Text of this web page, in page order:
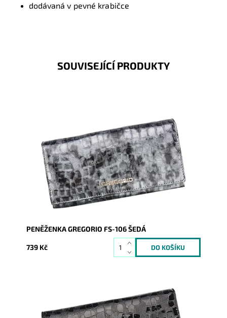
dodávaná v pevné krabičce
SOUVISEJÍCÍ PRODUKTY
Velmi krásná peněženka, jejíž povrch imituje krokodýlí
kůži. Novinka, která svým vzhledem zaujme na první
pohled...
Dostupnost:
Skladem
1501
Značka:
Gregorio
Záruka:
2 roky
PENĚŽENKA GREGORIO FS-106 ŠEDÁ
739 Kč
Velmi krásná peněženka, jejíž povrch imituje krokodýlí
kůži. Novinka, která svým vzhledem zaujme na první
pohled...